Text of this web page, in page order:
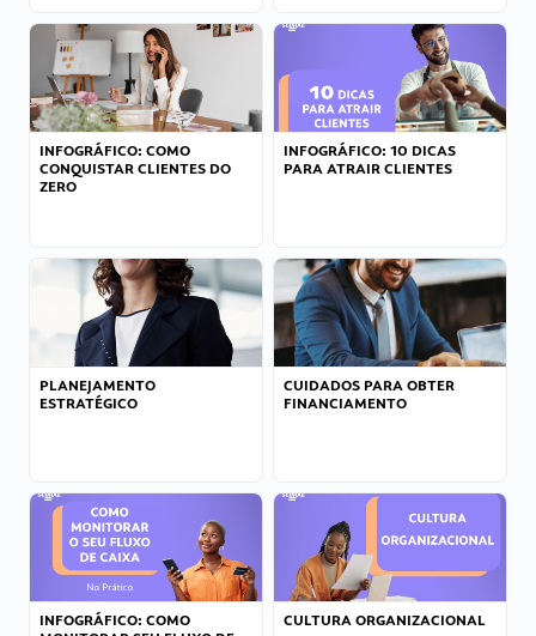
INFOGRÁFICO: COMO
CONQUISTAR CLIENTES DO
ZERO
INFOGRÁFICO: 10 DICAS
PARA ATRAIR CLIENTES
PLANEJAMENTO
ESTRATÉGICO
CUIDADOS PARA OBTER
FINANCIAMENTO
INFOGRÁFICO: COMO
CULTURA ORGANIZACIONAL